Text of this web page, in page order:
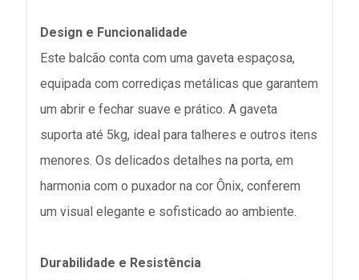
Design e Funcionalidade
Este balcão conta com uma gaveta espaçosa,
equipada com corrediças metálicas que garantem
um abrir e fechar suave e prático. A gaveta
suporta até 5kg, ideal para talheres e outros itens
menores. Os delicados detalhes na porta, em
harmonia com o puxador na cor Ônix, conferem
um visual elegante e sofisticado ao ambiente.
Durabilidade e Resistência